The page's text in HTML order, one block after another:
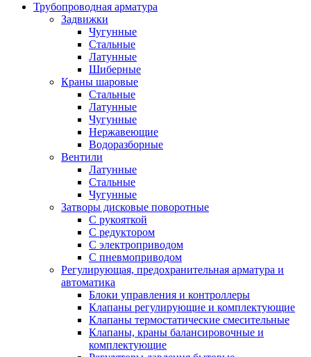
Трубопроводная арматура
Задвижки
Чугунные
Стальные
Латунные
Шиберные
Краны шаровые
Стальные
Латунные
Чугунные
Нержавеющие
Водоразборные
Вентили
Латунные
Стальные
Чугунные
Затворы дисковые поворотные
С рукояткой
С редуктором
С электроприводом
С пневмоприводом
Регулирующая, предохранительная арматура и
автоматика
Блоки управления и контроллеры
Клапаны регулирующие и комплектующие
Клапаны термостатические смесительные
Клапаны, краны балансировочные и
комплектующие